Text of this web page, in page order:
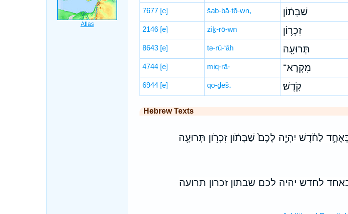
7677 [e] šab-bā-ṯō-wn, שַׁבָּת֔וֹן
2146 [e] ziḵ-rō-wn זִכְר֥וֹן
8643 [e] tə-rū-‘āh תְּרוּעָ֖ה
4744 [e] miq-rā- מִקְרָא־
6944 [e] qō-ḏeš. קֹֽדֶשׁ׃
Hebrew Texts
לַחֹ֗דֶשׁ יִהְיֶ֤ה לָכֶם֙ שַׁבָּתֹ֔ון זִכְרֹ֥ון תְּרוּעָ֖ה
לחדש יהיה לכם שבתון זכרון תרועה